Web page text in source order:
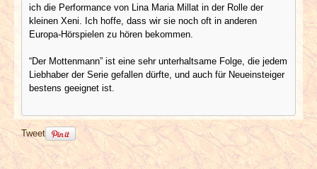
ich die Performance von Lina Maria Millat in der Rolle der
kleinen Xeni. Ich hoffe, dass wir sie noch oft in anderen
Europa-Hörspielen zu hören bekommen.
“Der Mottenmann” ist eine sehr unterhaltsame Folge, die jedem
Liebhaber der Serie gefallen dürfte, und auch für Neueinsteiger
bestens geeignet ist.
Tweet